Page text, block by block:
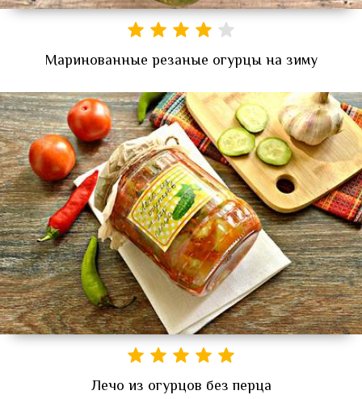
Маринованные резаные огурцы на зиму
Лечо из огурцов без перца